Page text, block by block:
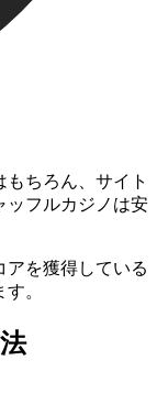
ちろん、サイト
ッフルカジノは安
アを獲得している
。